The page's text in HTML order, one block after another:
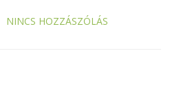
NINCS HOZZÁSZÓLÁS